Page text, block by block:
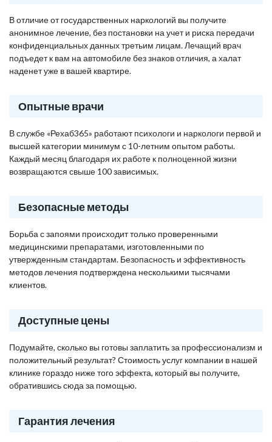
В отличие от государственных наркологий вы получите
анонимное лечение, без постановки на учет и риска передачи
конфиденциальных данных третьим лицам. Лечащий врач
подъедет к вам на автомобиле без знаков отличия, а халат
наденет уже в вашей квартире.
Опытные врачи
В службе «Рехаб365» работают психологи и наркологи первой и
высшей категории минимум с 10-летним опытом работы.
Каждый месяц благодаря их работе к полноценной жизни
возвращаются свыше 100 зависимых.
Безопасные методы
Борьба с запоями происходит только проверенными
медицинскими препаратами, изготовленными по
утвержденным стандартам. Безопасность и эффективность
методов лечения подтверждена несколькими тысячами
клиентов.
Доступные цены
Подумайте, сколько вы готовы заплатить за профессионализм и
положительный результат? Стоимость услуг компании в нашей
клинике гораздо ниже того эффекта, который вы получите,
обратившись сюда за помощью.
Гарантия лечения